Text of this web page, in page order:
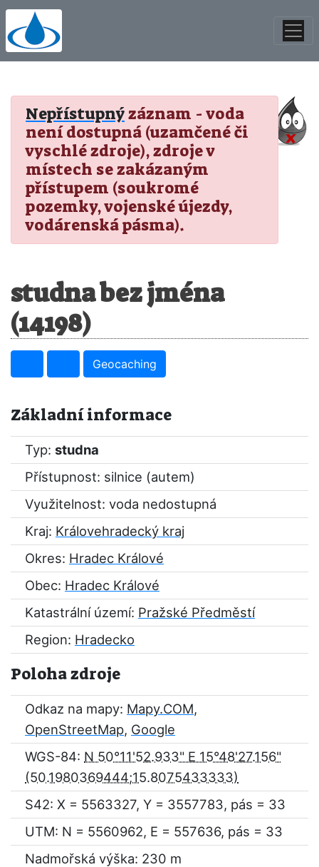
Nepřístupnýzáznam - voda
není dostupná (uzamčené či
vyschlé zdroje), zdroje v
místech se zakázaným
přístupem (soukromé
pozemky, vojenské újezdy,
vodárenská pásma).
studna bez jména
(14198)
Geocaching
Základní informace
Typ: studna
Přístupnost: silnice (autem)
Využitelnost: voda nedostupná
Kraj: Královehradecký kraj
Okres: Hradec Králové
Obec: Hradec Králové
Katastrální území: Pražské Předměstí
Region: Hradecko
Poloha zdroje
Odkaz na mapy: Mapy.COM,
OpenStreetMap, Google
WGS-84: N 50°11'52.933" E 15°48'27.156"
S42: X = 5563327, Y = 3557783, pás = 33
UTM: N = 5560962, E = 557636, pás = 33
Nadmořská výška: 230 m